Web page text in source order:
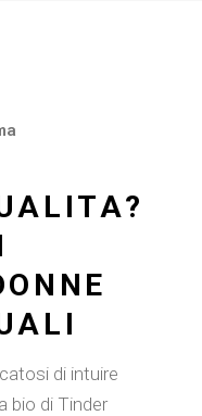
di intuire
bio di Tinder